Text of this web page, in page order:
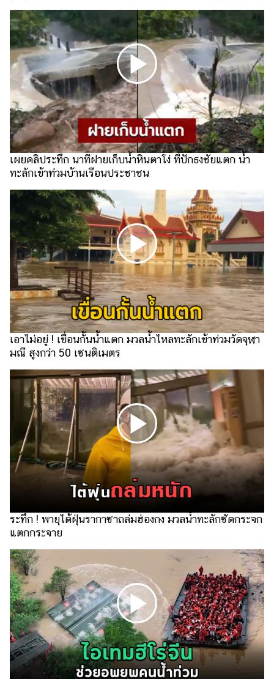
ท่อง
เที่ยว
สูตร
อาหาร
ง่ายๆ
ช้อป
ปิ้ง
รถยนต์
บ้าน
การ
ตกแต่ง
มือ
ถือ
ราคา
ทอง
ราคา
น้ำมัน
วา
ไร
ตี้
แต่งงาน
แม่
และ
เด็ก
Infographic
บริการ
แอปฯ
กระปุก
คอร์ส
ออนไลน์
เรียน
เลข
เผยคลิประทึก นาทีฝายเก็บน้ำหินตาโง่ ที่ปักธงชัยแตก น้ำ
ทะลักเข้าท่วมบ้านเรือนประชาชน
เอาไม่อยู่ ! เขื่อนกั้นน้ำแตก มวลน้ำไหลทะลักเข้าท่วมวัดจุฬา
มณี สูงกว่า 50 เซนติเมตร
ระทึก ! พายุไต้ฝุ่นรากาซาถล่มฮ่องกง มวลน้ำทะลักซัดกระจก
แตกกระจาย